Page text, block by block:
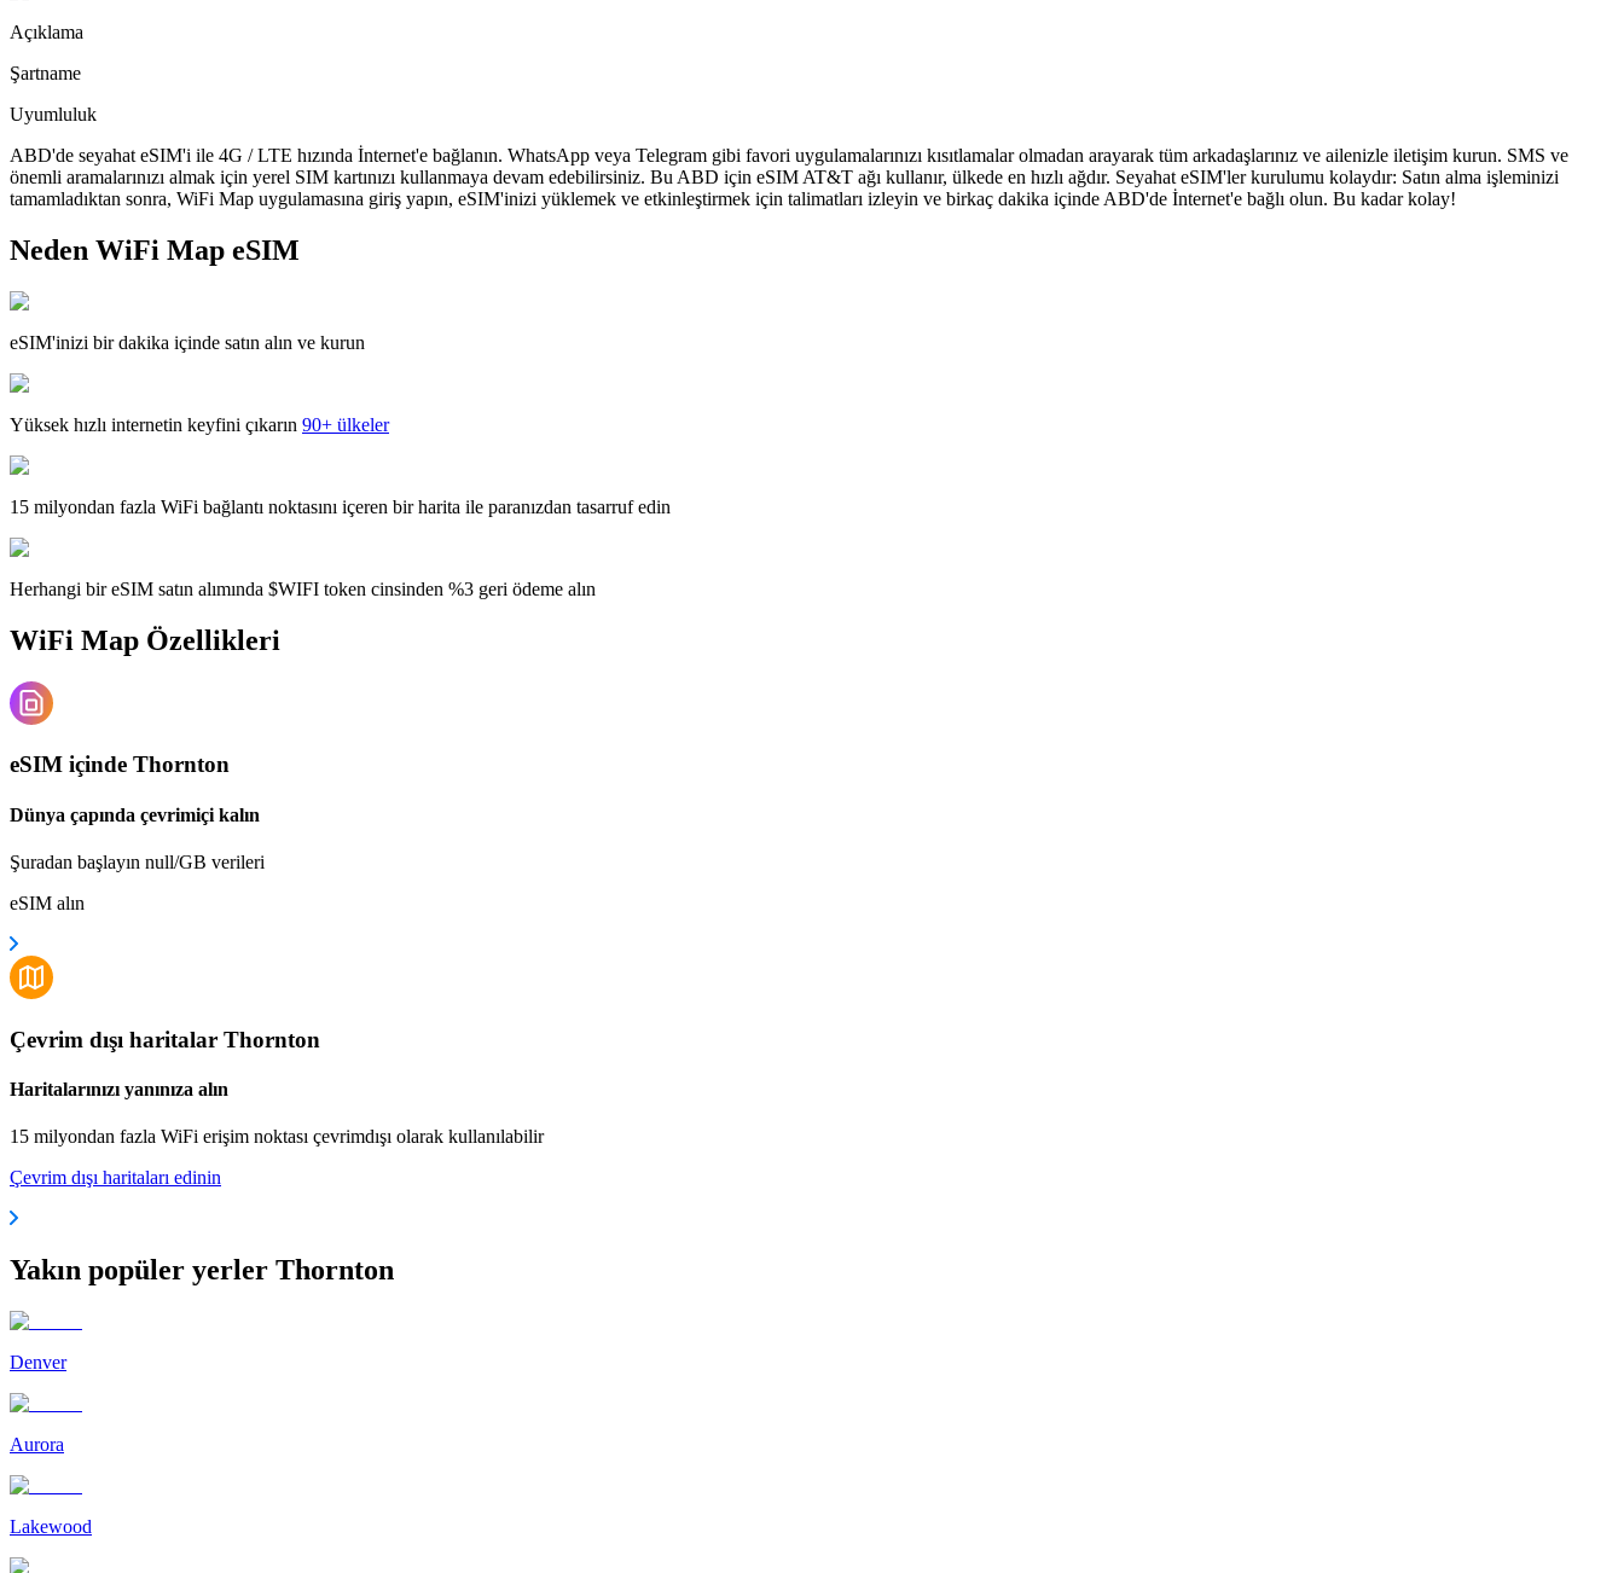
Açıklama
Şartname
Uyumluluk
ABD'de seyahat eSIM'i ile 4G / LTE hızında İnternet'e bağlanın. WhatsApp veya Telegram gibi favori uygulamalarınızı kısıtlamalar olmadan arayarak tüm arkadaşlarınız ve ailenizle iletişim kurun. SMS ve
önemli aramalarınızı almak için yerel SIM kartınızı kullanmaya devam edebilirsiniz. Bu ABD için eSIM AT&T ağı kullanır, ülkede en hızlı ağdır. Seyahat eSIM'ler kurulumu kolaydır: Satın alma işleminizi
tamamladıktan sonra, WiFi Map uygulamasına giriş yapın, eSIM'inizi yüklemek ve etkinleştirmek için talimatları izleyin ve birkaç dakika içinde ABD'de İnternet'e bağlı olun. Bu kadar kolay!
Neden WiFi Map eSIM
eSIM'inizi bir dakika içinde satın alın ve kurun
Yüksek hızlı internetin keyfini çıkarın 90+ ülkeler
15 milyondan fazla WiFi bağlantı noktasını içeren bir harita ile paranızdan tasarruf edin
Herhangi bir eSIM satın alımında $WIFI token cinsinden %3 geri ödeme alın
WiFi Map Özellikleri
eSIM içinde Thornton
Dünya çapında çevrimiçi kalın
Şuradan başlayın null/GB verileri
eSIM alın
Çevrim dışı haritalar Thornton
Haritalarınızı yanınıza alın
15 milyondan fazla WiFi erişim noktası çevrimdışı olarak kullanılabilir
Çevrim dışı haritaları edinin
Yakın popüler yerler Thornton
Denver
Aurora
Lakewood